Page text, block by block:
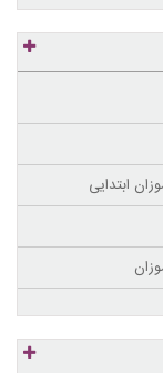
ابتدایی